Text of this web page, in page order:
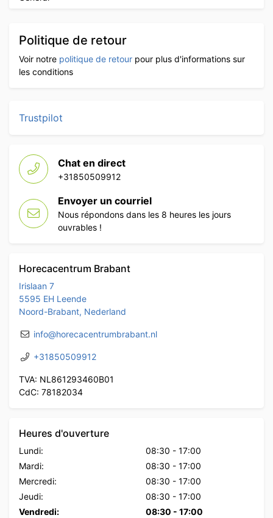
Politique de retour
Voir notre politique de retour pour plus d'informations sur
les conditions
Trustpilot
Chat en direct
+31850509912
Envoyer un courriel
Nous répondons dans les 8 heures les jours
ouvrables !
Horecacentrum Brabant
Irislaan 7
5595 EH Leende
Noord-Brabant, Nederland
info@horecacentrumbrabant.nl
+31850509912
TVA: NL861293460B01
CdC: 78182034
Heures d'ouverture
Lundi: 08:30 - 17:00
Mardi:
08:30 - 17:00
Mercredi:
08:30 - 17:00
Jeudi:
08:30 - 17:00
Vendredi:
08:30 - 17:00